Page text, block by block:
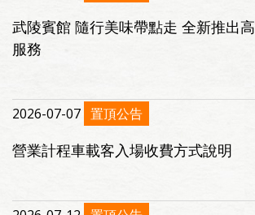
武陵賓館 隨行美味帶點走 全新推出
服務
2026-07-07 置頂公告
營業計程車載客入場收費方式說明